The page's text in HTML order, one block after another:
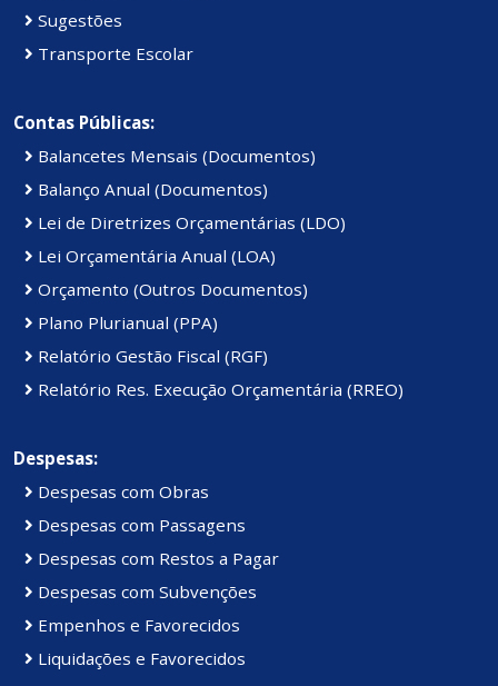
Sugestões
Transporte Escolar
Contas Públicas:
Balancetes Mensais (Documentos)
Balanço Anual (Documentos)
Lei de Diretrizes Orçamentárias (LDO)
Lei Orçamentária Anual (LOA)
Orçamento (Outros Documentos)
Plano Plurianual (PPA)
Relatório Gestão Fiscal (RGF)
Relatório Res. Execução Orçamentária (RREO)
Despesas:
Despesas com Obras
Despesas com Passagens
Despesas com Restos a Pagar
Despesas com Subvenções
Empenhos e Favorecidos
Liquidações e Favorecidos